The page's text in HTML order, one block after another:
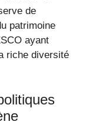
de
patrimoine
ayant
riche diversité